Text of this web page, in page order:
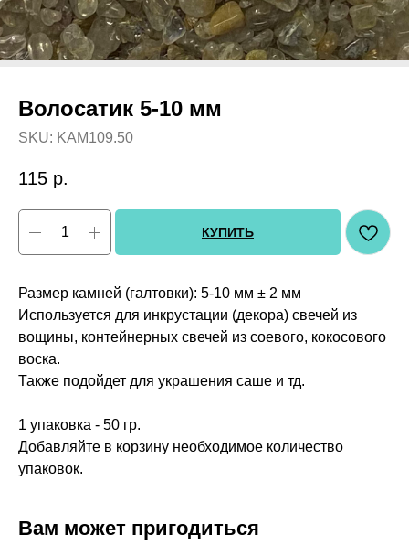
Волосатик 5-10 мм
SKU: KAM109.50
115 р.
КУПИТЬ
Размер камней (галтовки): 5-10 мм ± 2 мм
Используется для инкрустации (декора) свечей из
вощины, контейнерных свечей из соевого, кокосового
воска.
Также подойдет для украшения саше и тд.
1 упаковка - 50 гр.
Добавляйте в корзину необходимое количество
упаковок.
Вам может пригодиться